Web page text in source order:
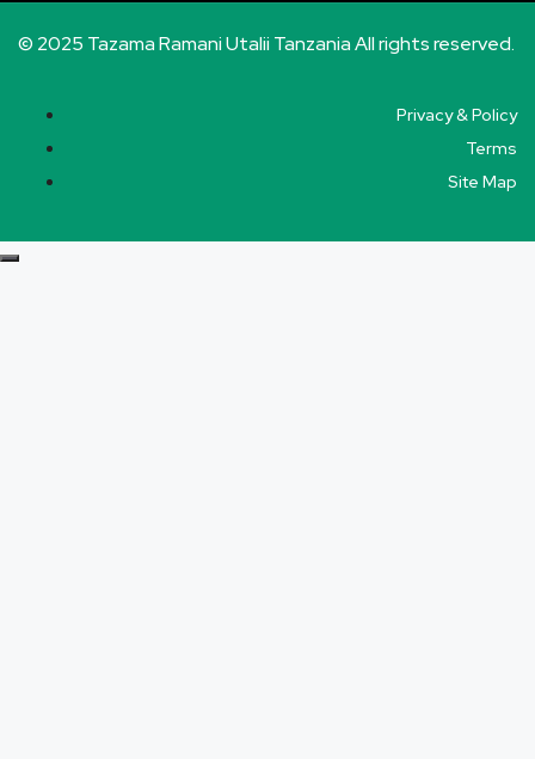
© 2025 Tazama Ramani Utalii Tanzania All rights reserved.
Privacy & Policy
Terms
Site Map